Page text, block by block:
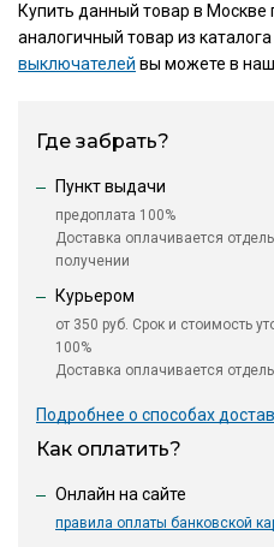
Купить данный товар в Москве
аналогичный товар из каталога
выключателей вы можете в
Где забрать?
Пункт выдачи
предоплата 100%
Доставка оплачивается
получении
Курьером
от 350 руб. Срок и стоимость
100%
Доставка оплачивается
Подробнее о способах
Как оплатить?
Онлайн на сайте
правила оплаты банковской